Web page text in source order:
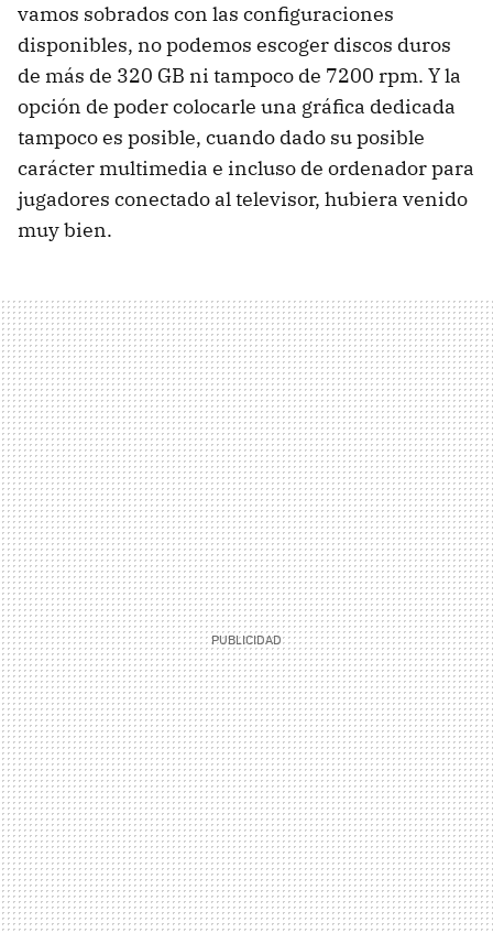
vamos sobrados con las configuraciones
disponibles, no podemos escoger discos duros
de más de 320 GB ni tampoco de 7200 rpm. Y la
opción de poder colocarle una gráfica dedicada
tampoco es posible, cuando dado su posible
carácter multimedia e incluso de ordenador para
jugadores conectado al televisor, hubiera venido
muy bien.